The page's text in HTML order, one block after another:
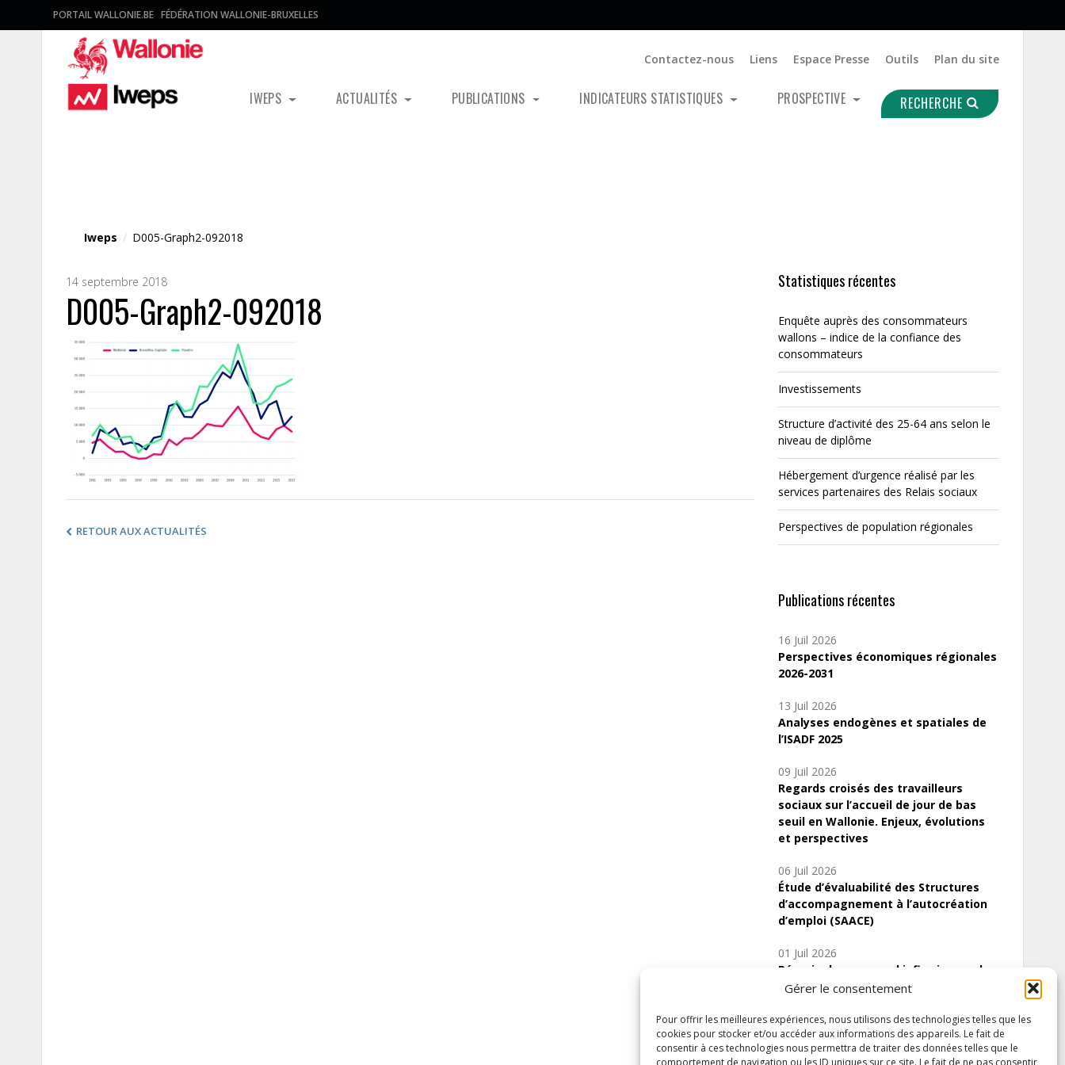
Gérer le consentement
Pour offrir les meilleures expériences, nous utilisons des technologies telles que les
cookies pour stocker et/ou accéder aux informations des appareils. Le fait de
consentir à ces technologies nous permettra de traiter des données telles que le
comportement de navigation ou les ID uniques sur ce site. Le fait de ne pas consentir
PORTAIL WALLONIE.BE FÉDÉRATION WALLONIE-BRUXELLES
Contactez-nous Liens Espace Presse Outils Plan du site
IWEPS ACTUALITÉS PUBLICATIONS INDICATEURS STATISTIQUES PROSPECTIVE RECHERCHE
Iweps / D005-Graph2-092018
14 septembre 2018
D005-Graph2-092018
RETOUR AUX ACTUALITÉS
Statistiques récentes
Enquête auprès des consommateurs
wallons – indice de la confiance des
consommateurs
Investissements
Structure d’activité des 25-64 ans selon le
niveau de diplôme
Hébergement d’urgence réalisé par les
services partenaires des Relais sociaux
Perspectives de population régionales
Publications récentes
16 Juil 2026
Perspectives économiques régionales
2026-2031
13 Juil 2026
Analyses endogènes et spatiales de
l’ISADF 2025
09 Juil 2026
Regards croisés des travailleurs
sociaux sur l’accueil de jour de bas
seuil en Wallonie. Enjeux, évolutions
et perspectives
06 Juil 2026
Étude d’évaluabilité des Structures
d’accompagnement à l’autocréation
d’emploi (SAACE)
01 Juil 2026
Pénurie du personnel infirmier :quels
indicateurs d’offre de soins pour